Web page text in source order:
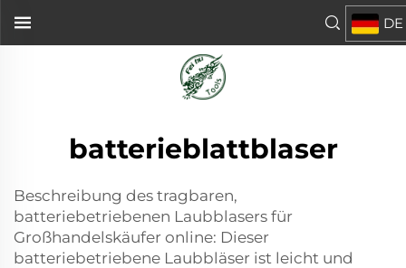
DE
batterieblattblaser
Beschreibung des tragbaren,
batteriebetriebenen Laubblasers für
Großhandelskäufer online: Dieser
batteriebetriebene Laubbläser ist leicht und